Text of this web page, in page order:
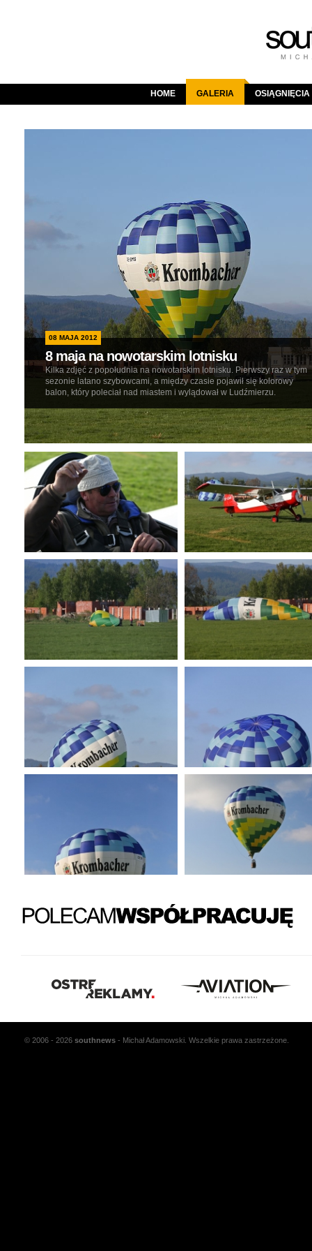
HOME GALERIA OSIĄGNIĘCIA
08 MAJA 2012
8 maja na nowotarskim lotnisku
Kilka zdjęć z popołudnia na nowotarskim lotnisku. Pierwszy raz w tym
sezonie latano szybowcami, a między czasie pojawił się kolorowy
balon, który poleciał nad miastem i wylądował w Ludźmierzu.
© 2006 - 2026 southnews - Michał Adamowski. Wszelkie prawa zastrzeżone.